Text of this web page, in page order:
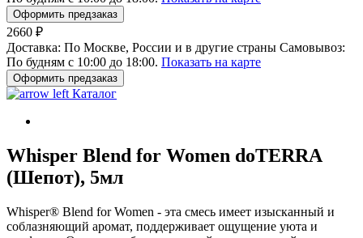
Оформить предзаказ
2660 ₽
Доставка: По Москве, России и в другие страны Самовывоз:
По будням с 10:00 до 18:00. Показать на карте
Оформить предзаказ
Каталог
Whisper Blend for Women doTERRA
(Шепот), 5мл
Whisper® Blend for Women - эта смесь имеет изысканный и
соблазняющий аромат, поддерживает ощущение уюта и